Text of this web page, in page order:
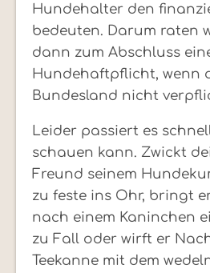
Hundehalter den
bedeuten. Darum raten
dann zum Abschluss
Hundehaftpflicht, wenn
Bundesland nicht
Leider passiert es
schauen kann. Zwickt
Freund seinem
zu feste ins Ohr, bringt
nach einem Kaninchen
zu Fall oder wirft er
Teekanne mit dem